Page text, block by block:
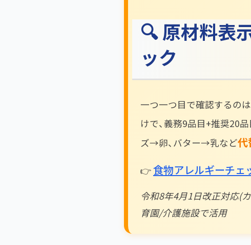
🔍 原材料表
ック
一つ一つ目で確認するの
けで、義務9品目+推奨20
ズ→卵、バター→乳など代
👉 食物アレルギーチェ
令和8年4月1日改正対応(
育園/介護施設で活用